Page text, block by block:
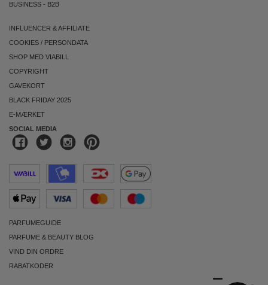
BUSINESS - B2B
INFLUENCER & AFFILIATE
COOKIES / PERSONDATA
SHOP MED VIABILL
COPYRIGHT
GAVEKORT
BLACK FRIDAY 2025
E-MÆRKET
SOCIAL MEDIA
PARFUMEGUIDE
PARFUME & BEAUTY BLOG
VIND DIN ORDRE
RABATKODER